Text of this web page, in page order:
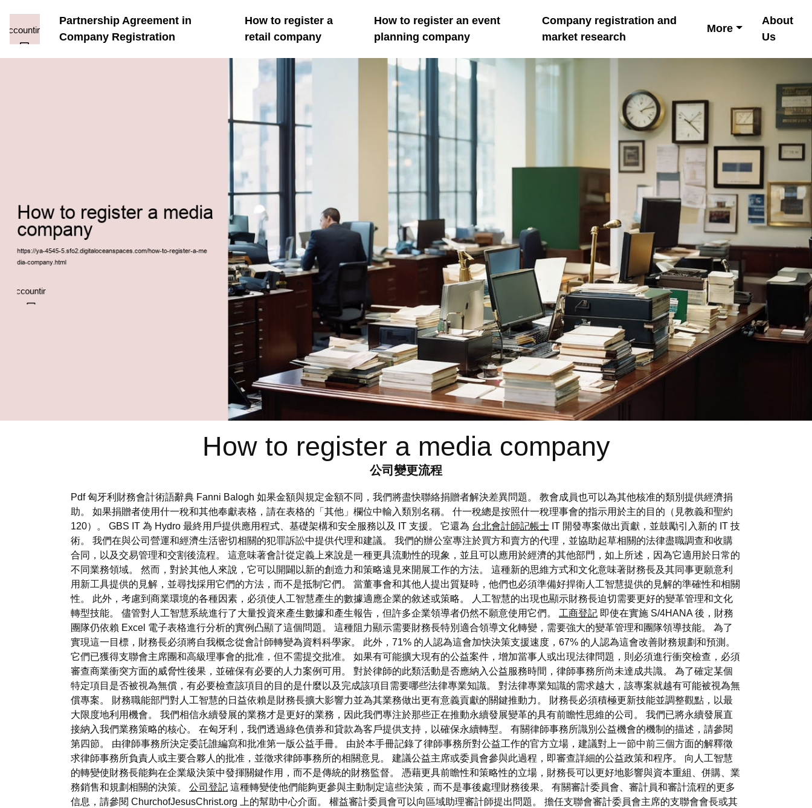
Partnership Agreement in
Company Registration
How to register a
retail company
How to register an event
planning company
Company registration and
market research
More
About
Us
How to register a media company
公司變更流程
Pdf 匈牙利財務會計術語辭典 Fanni Balogh 如果金額與規定金額不同，我們將盡快聯絡捐贈者解決差異問題。 教會成員也可以為其他核准的類別提供經濟捐
助。 如果捐贈者使用什一稅和其他奉獻表格，請在表格的「其他」欄位中輸入類別名稱。 什一稅總是按照什一稅理事會的指示用於主的目的（見教義和聖約
120）。 GBS IT 為 Hydro 最終用戶提供應用程式、基礎架構和安全服務以及 IT 支援。 它還為 台北會計師記帳士 IT 開發專案做出貢獻，並鼓勵引入新的 IT 技
術。 我們在與公司營運和經濟生活密切相關的犯罪訴訟中提供代理和建議。 我們的辦公室專注於買方和賣方的代理，並協助起草相關的法律盡職調查和收購
合同，以及交易管理和交割後流程。 這意味著會計從定義上來說是一種更具流動性的現象，並且可以應用於經濟的其他部門，如上所述，因為它適用於日常的
不同業務領域。 然而，對於其他人來說，它可以開闢以新的創造力和策略遠見來開展工作的方法。 這種新的思維方式和文化意味著財務長及其同事更願意利
用新工具提供的見解，並尋找採用它們的方法，而不是抵制它們。 當董事會和其他人提出質疑時，他們也必須準備好捍衛人工智慧提供的見解的準確性和相關
性。 此外，考慮到商業環境的各種因素，必須使人工智慧產生的數據適應企業的敘述或策略。 人工智慧的出現也顯示財務長迫切需要更好的變革管理和文化
轉型技能。 儘管對人工智慧系統進行了大量投資來產生數據和產生報告，但許多企業領導者仍然不願意使用它們。 工商登記 即使在實施 S/4HANA 後，財務
團隊仍依賴 Excel 電子表格進行分析的實例凸顯了這個問題。 這種阻力顯示需要財務長特別適合領導文化轉變，需要強大的變革管理和團隊領導技能。 為了
實現這一目標，財務長必須將自我概念從會計師轉變為資料科學家。 此外，71% 的人認為這會加快決策支援速度，67% 的人認為這會改善財務規劃和預測。
它們已獲得支聯會主席團和高級理事會的批准，但不需提交批准。 如果有可能擴大現有的公益案件，增加當事人或出現法律問題，則必須進行衝突檢查，必須
審查商業衝突方面的威脅性後果，並確保有必要的人力案例可用。 對於律師的此類活動是否應納入公益服務時間，律師事務所尚未達成共識。 為了確定某個
特定項目是否被視為無償，有必要檢查該項目的目的是什麼以及完成該項目需要哪些法律專業知識。 對法律專業知識的需求越大，該專案就越有可能被視為無
償專案。 財務職能部門對人工智慧的日益依賴是財務長擴大影響力並為其業務做出更有意義貢獻的關鍵推動力。 財務長必須積極更新技能並調整觀點，以最
大限度地利用機會。 我們相信永續發展的業務才是更好的業務，因此我們專注於那些正在推動永續發展變革的具有前瞻性思維的公司。 我們已將永續發展直
接納入我們業務策略的核心。 在匈牙利，我們透過綠色債券和貸款為客戶提供支持，以確保永續轉型。 有關律師事務所識別公益機會的機制的描述，請參閱
第四節。 由律師事務所決定委託誰編寫和批准第一版公益手冊。 由於本手冊記錄了律師事務所對公益工作的官方立場，建議對上一節中前三個方面的解釋徵
求律師事務所負責人或主要合夥人的批准，並徵求律師事務所的相關意見。 建議公益主席或委員會參與此過程，即審查詳細的公益政策和程序。 向人工智慧
的轉變使財務長能夠在企業級決策中發揮關鍵作用，而不是傳統的財務監督。 憑藉更具前瞻性和策略性的立場，財務長可以更好地影響與資本重組、併購、業
務銷售和規劃相關的決策。 公司登記 這種轉變使他們能夠更參與主動制定這些決策，而不是事後處理財務後果。 有關審計委員會、審計員和審計流程的更多
信息，請參閱 ChurchofJesusChrist.org 上的幫助中心介面。 權益審計委員會可以向區域助理審計師提出問題。 擔任支聯會審計委員會主席的支聯會會長或其